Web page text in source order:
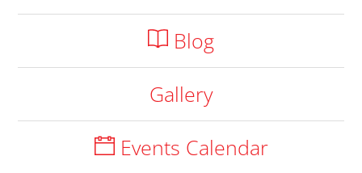
Blog
Gallery
Events Calendar